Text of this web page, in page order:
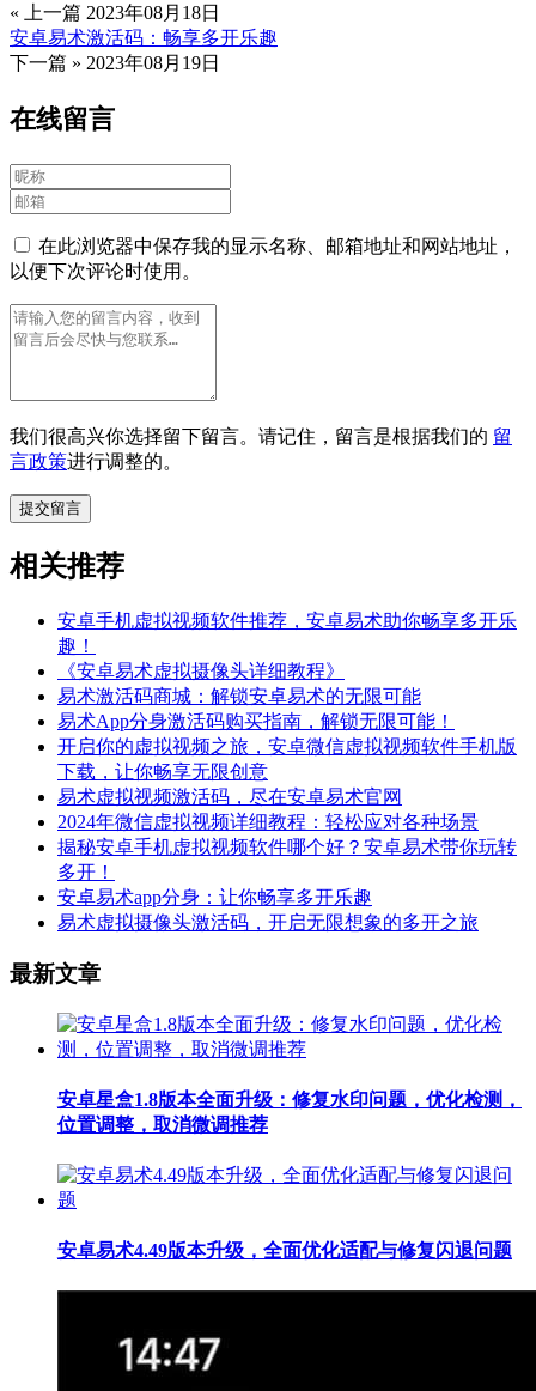
« 上一篇 2023年08月18日
安卓易术激活码：畅享多开乐趣
下一篇 » 2023年08月19日
在线留言
在此浏览器中保存我的显示名称、邮箱地址和网站地址，
以便下次评论时使用。
我们很高兴你选择留下留言。请记住，留言是根据我们的 留
言政策进行调整的。
相关推荐
安卓手机虚拟视频软件推荐，安卓易术助你畅享多开乐
趣！
《安卓易术虚拟摄像头详细教程》
易术激活码商城：解锁安卓易术的无限可能
易术App分身激活码购买指南，解锁无限可能！
开启你的虚拟视频之旅，安卓微信虚拟视频软件手机版
下载，让你畅享无限创意
易术虚拟视频激活码，尽在安卓易术官网
2024年微信虚拟视频详细教程：轻松应对各种场景
揭秘安卓手机虚拟视频软件哪个好？安卓易术带你玩转
多开！
安卓易术app分身：让你畅享多开乐趣
易术虚拟摄像头激活码，开启无限想象的多开之旅
最新文章
安卓星盒1.8版本全面升级：修复水印问题，优化检测，
位置调整，取消微调推荐
安卓易术4.49版本升级，全面优化适配与修复闪退问题